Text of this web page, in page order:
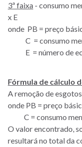
3ª faixa - consumo
x E
onde PB = preço
C = consumo
E = número de
Fórmula de cálculo
A remoção de
onde PB = preço
C = consumo
O valor encontrado,
resultará no total da